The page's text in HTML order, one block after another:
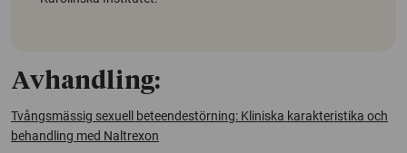
Avhandling:
Tvångsmässig sexuell beteendestörning: Kliniska karakteristika och
behandling med Naltrexon